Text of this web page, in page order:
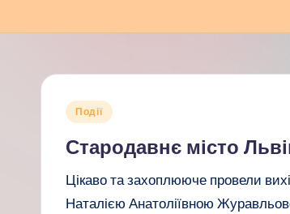
Опубліковано
Події
Стародавнє місто
Цікаво та захоплююче провели
Наталією Анатоліївною